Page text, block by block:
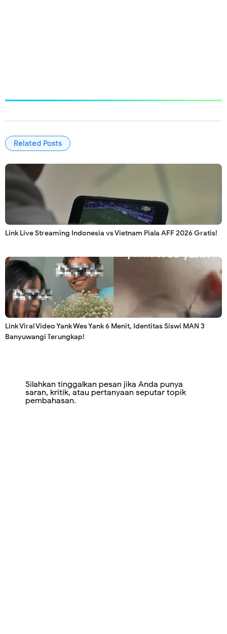
Related Posts
Link Live Streaming Indonesia vs Vietnam Piala AFF 2026 Gratis!
Link Viral Video Yank Wes Yank 6 Menit, Identitas Siswi MAN 3
Banyuwangi Terungkap!
Silahkan tinggalkan pesan jika Anda punya
saran, kritik, atau pertanyaan seputar topik
pembahasan.